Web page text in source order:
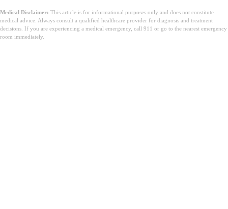
Medical Disclaimer: This article is for informational purposes only and does not constitute
medical advice. Always consult a qualified healthcare provider for diagnosis and treatment
decisions. If you are experiencing a medical emergency, call 911 or go to the nearest emergency
room immediately.